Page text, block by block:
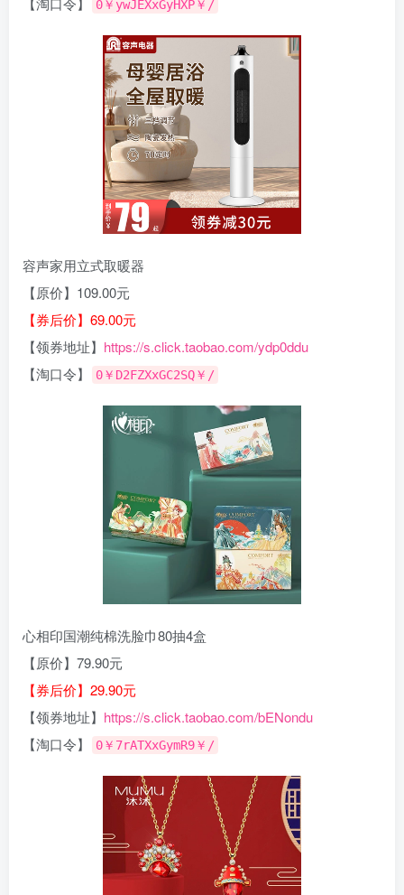
0￥ywJEXxGyHXP￥/
容声家用立式取暖器
【原价】109.00元
【券后价】69.00元
【领券地址】 https://s.click.taobao.com/ydp0ddu
【淘口令】
0￥D2FZXxGC2SQ￥/
心相印国潮纯棉洗脸巾80抽4盒
【原价】79.90元
【券后价】29.90元
【领券地址】 https://s.click.taobao.com/bENondu
【淘口令】
0￥7rATXxGymR9￥/